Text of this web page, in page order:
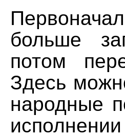
больше
потом
Здесь
народные